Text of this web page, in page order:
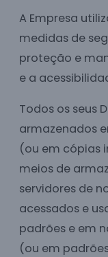
A Empresa
medidas de
proteção e
e a
Todos os seus
armazenados
(ou em cópias
meios de
servidores de
acessados e
padrões e em
(ou em